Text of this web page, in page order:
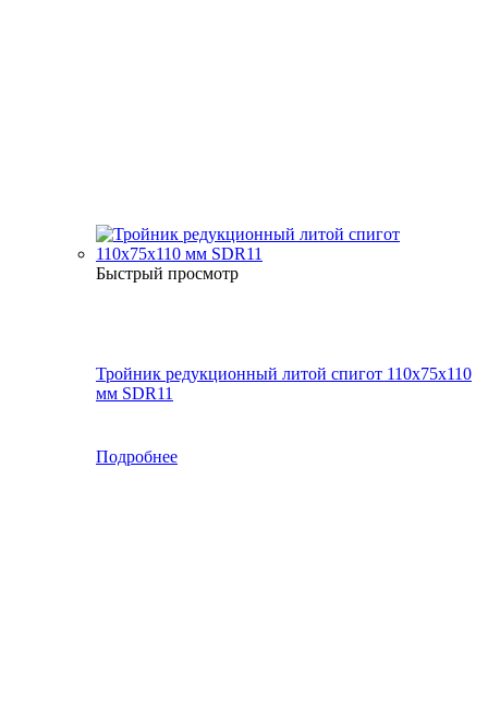
Быстрый просмотр
Тройник редукционный литой спигот 110х75х110
мм SDR11
Подробнее